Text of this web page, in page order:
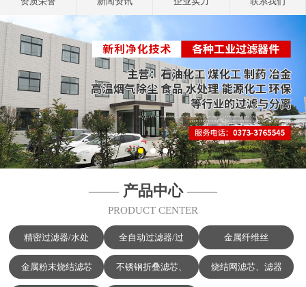
—— 产品中心——
PRODUCT CENTER
精密过滤器/水处 全自动过滤器/过 金属纤维丝
金属粉末烧结滤芯 不锈钢折叠滤芯、 烧结网滤芯、滤器